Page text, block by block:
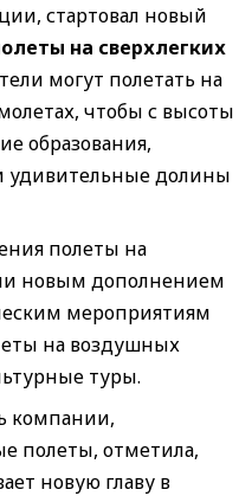
стартовал новый
на сверхлегких
могут полетать на
чтобы с высоты
образования,
удивительные долины
полеты на
новым дополнением
мероприятиям
на воздушных
туры.
компании,
полеты, отметила,
новую главу в